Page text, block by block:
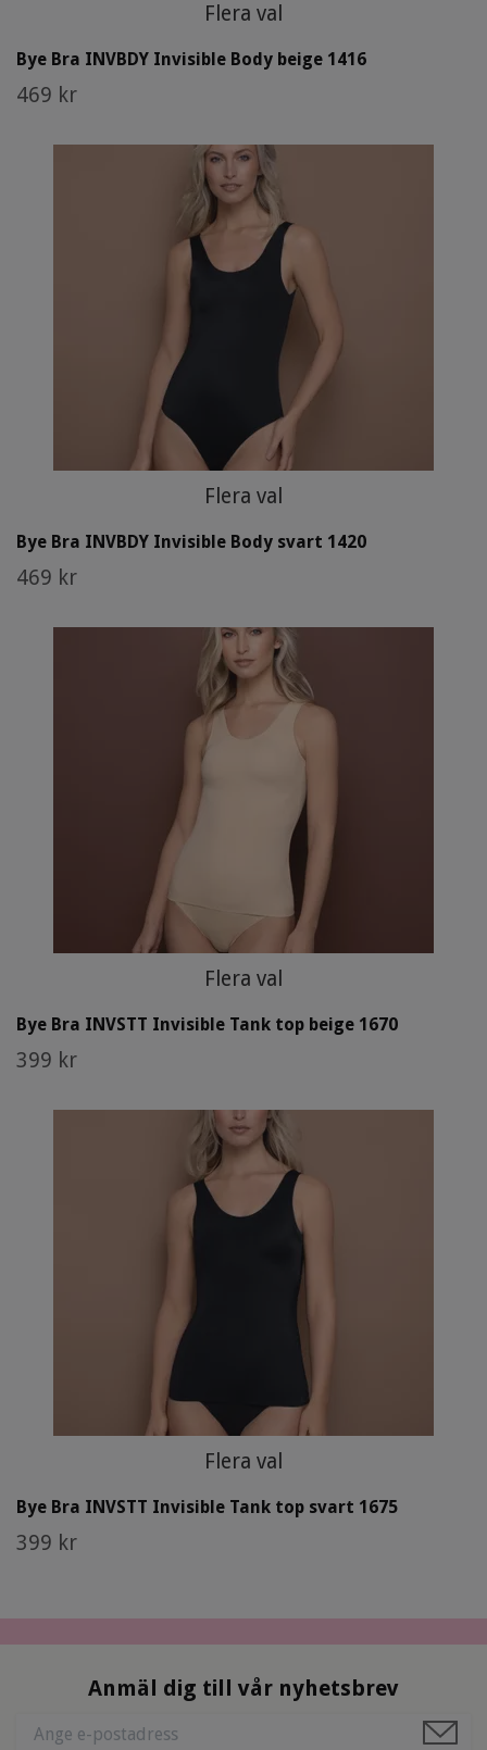
Flera val
Bye Bra INVBDY Invisible Body beige 1416
469 kr
Flera val
Bye Bra INVBDY Invisible Body svart 1420
469 kr
Flera val
Bye Bra INVSTT Invisible Tank top beige 1670
399 kr
Flera val
Bye Bra INVSTT Invisible Tank top svart 1675
399 kr
Anmäl dig till vår nyhetsbrev